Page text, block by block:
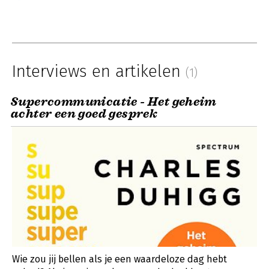
Interviews en artikelen (1)
Supercommunicatie - Het geheim
achter een goed gesprek
Wie zou jij bellen als je een waardeloze dag hebt